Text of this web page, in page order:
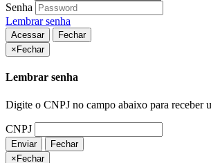
Senha
Lembrar senha
Acessar
Fechar
× Fechar
Lembrar senha
Digite o CNPJ no campo abaixo para receber
CNPJ
Enviar
Fechar
×Fechar